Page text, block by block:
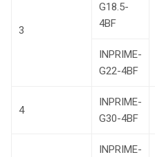
3
G18.5-
4BF
INPRIME-
G22-4BF
4
INPRIME-
G30-4BF
INPRIME-